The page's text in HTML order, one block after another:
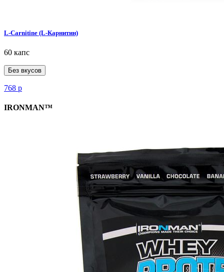
L-Carnitine (L-Карнитин)
60 капс
Без вкусов
768 р
IRONMAN™